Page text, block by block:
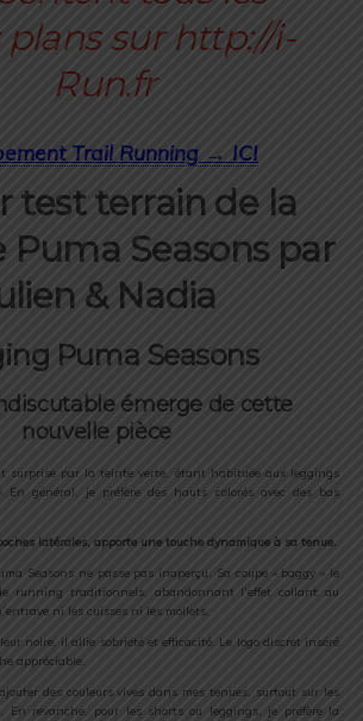
Trail Running → ICI
test terrain de la
Puma Seasons par
& Nadia
Puma Seasons
émerge de cette
nouvelle pièce
surprise par la teinte verte, étant habituée aux leggings
En général, je préfère des hauts colorés avec des bas
latérales, apporte une touche dynamique à sa tenue.
Seasons ne passe pas inaperçu. Sa coupe « baggy » le
running traditionnels, abandonnant l’effet collant au
ni les cuisses ni les mollets.
noire, il allie sobriété et efficacité. Le logo discret inséré
appréciable.
des couleurs vives dans mes tenues, surtout sur les
En revanche, pour les shorts ou leggings, je préfère la